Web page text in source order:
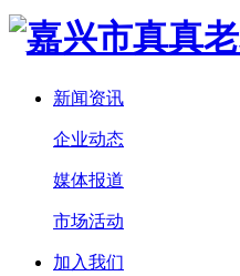
新闻资讯
企业动态
媒体报道
市场活动
加入我们